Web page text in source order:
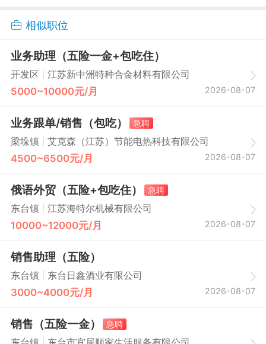
相似职位
业务助理（五险一金+包吃住）
开发区 江苏新中洲特种合金材料有限公司
5000~10000元/月 2026-08-07
业务跟单/销售（包吃）
急聘
梁垛镇
艾克森（江苏）节能电热科技有限公司
4500~6500元/月 2026-08-07
俄语外贸（五险+包吃住）
急聘
东台镇
江苏海特尔机械有限公司
10000~12000元/月 2026-08-07
销售助理（五险）
东台镇 东台日鑫酒业有限公司
3000~4000元/月 2026-08-07
销售（五险一金）
急聘